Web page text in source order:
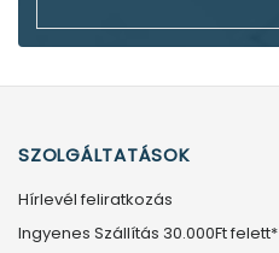
SZOLGÁLTATÁSOK
Hírlevél feliratkozás
Ingyenes Szállítás 30.000Ft felett*